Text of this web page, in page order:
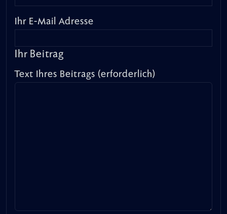
Ihr E-Mail Adresse
Ihr Beitrag
Text Ihres Beitrags (erforderlich)